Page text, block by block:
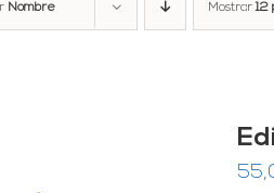
Nombre Mostrar12